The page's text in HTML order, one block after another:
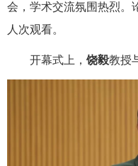
会，学术交流氛围热烈。
人次观看。
开幕式上， 饶毅教授